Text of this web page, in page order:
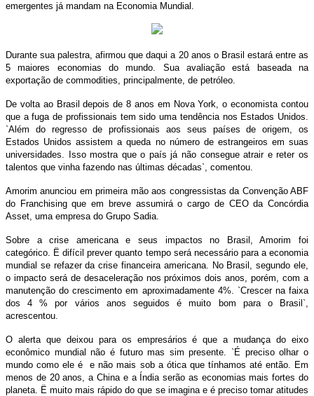
emergentes já mandam na Economia Mundial.
Durante sua palestra, afirmou que daqui a 20 anos o Brasil estará entre as
5 maiores economias do mundo. Sua avaliação está baseada na
exportação de commodities, principalmente, de petróleo.
De volta ao Brasil depois de 8 anos em Nova York, o economista contou
que a fuga de profissionais tem sido uma tendência nos Estados Unidos.
`Além do regresso de profissionais aos seus países de origem, os
Estados Unidos assistem a queda no número de estrangeiros em suas
universidades. Isso mostra que o país já não consegue atrair e reter os
talentos que vinha fazendo nas últimas décadas`, comentou.
Amorim anunciou em primeira mão aos congressistas da Convenção ABF
do Franchising que em breve assumirá o cargo de CEO da Concórdia
Asset, uma empresa do Grupo Sadia.
Sobre a crise americana e seus impactos no Brasil, Amorim foi
categórico. Ë difícil prever quanto tempo será necessário para a economia
mundial se refazer da crise financeira americana. No Brasil, segundo ele,
o impacto será de desaceleração nos próximos dois anos, porém, com a
manutenção do crescimento em aproximadamente 4%. `Crescer na faixa
dos 4 % por vários anos seguidos é muito bom para o Brasil`,
acrescentou.
O alerta que deixou para os empresários é que a mudança do eixo
econômico mundial não é futuro mas sim presente. `É preciso olhar o
mundo como ele é
e não mais sob a ótica que tínhamos até então. Em
menos de 20 anos, a China e a Índia serão as economias mais fortes do
planeta. Ë muito mais rápido do que se imagina e é preciso tomar atitudes